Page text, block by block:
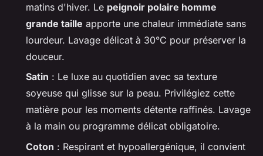
matins d'hiver. Le peignoir polaire homme
grande taille apporte une chaleur immédiate sans
lourdeur. Lavage délicat à 30°C pour préserver la
douceur.
Satin : Le luxe au quotidien avec sa texture
soyeuse qui glisse sur la peau. Privilégiez cette
matière pour les moments détente raffinés. Lavage
à la main ou programme délicat obligatoire.
Coton : Respirant et hypoallergénique, il convient